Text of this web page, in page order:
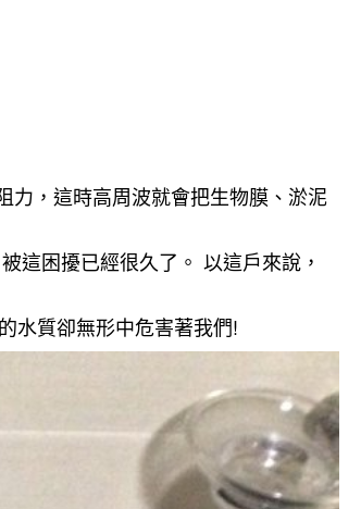
力，這時高周波就會把生物膜、淤泥
這困擾已經很久了。 以這戶來說，
水質卻無形中危害著我們!